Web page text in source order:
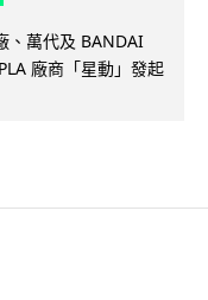
、萬代及 BANDAI
廠商「星動」發起